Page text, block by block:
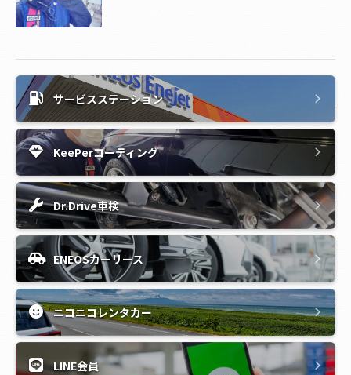
サービスステーション
KeePerコーティング
Dr.Drive車検
ENEOSカーリース
ニコニコレンタカー
LINE会員